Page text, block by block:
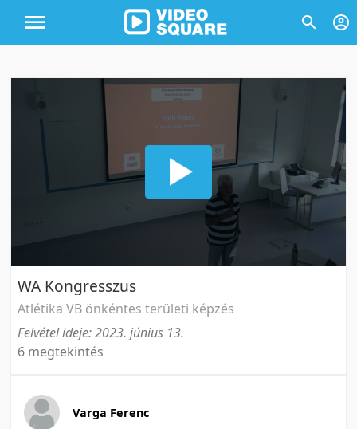
WA Kongresszus
Atlétika VB önkéntes területi képzés
Felvétel ideje: 2023. június 13.
6 megtekintés
Varga Ferenc